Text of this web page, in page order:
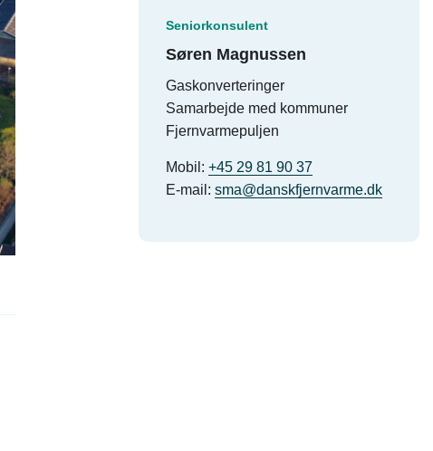
Seniorkonsulent
Søren Magnussen
Gaskonverteringer
Samarbejde med kommuner
Fjernvarmepuljen
Mobil:+45 29 81 90 37
E-mail:sma@danskfjernvarme.dk